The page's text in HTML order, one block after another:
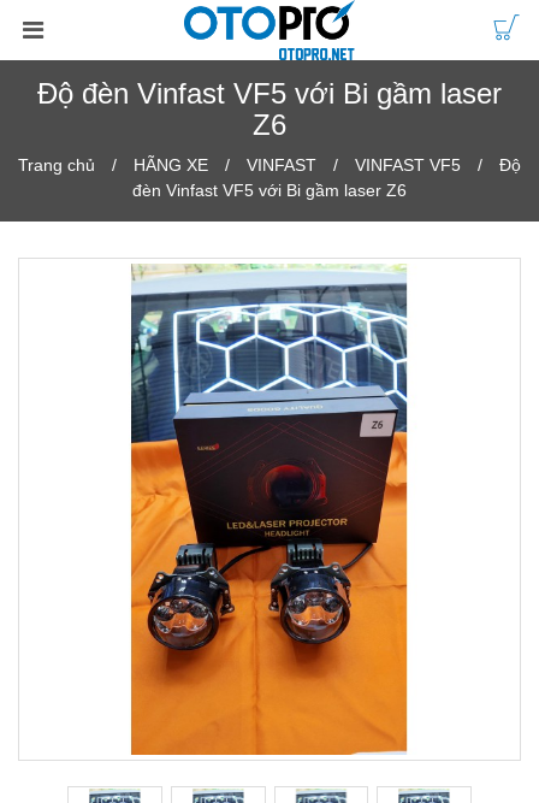
Độ đèn Vinfast VF5 với Bi gầm laser
Z6
Trang chủ HÃNG XE VINFAST VINFAST VF5
Độ
đèn Vinfast VF5 với Bi gầm laser Z6